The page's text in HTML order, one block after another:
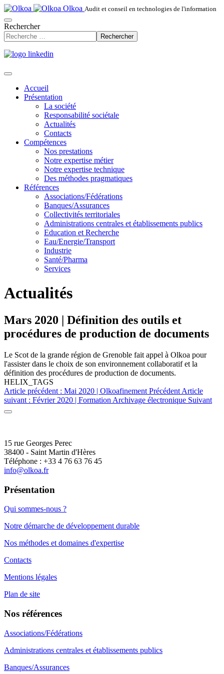
Olkoa Audit et conseil en technologies de l'information
Rechercher
Rechercher
Accueil
Présentation
La société
Responsabilité sociétale
Actualités
Contacts
Compétences
Nos prestations
Notre expertise métier
Notre expertise technique
Des méthodes pragmatiques
Références
Associations/Fédérations
Banques/Assurances
Collectivités territoriales
Administrations centrales et établissements publics
Education et Recherche
Eau/Energie/Transport
Industrie
Santé/Pharma
Services
Actualités
Mars 2020 | Définition des outils et
procédures de production de documents
Le Scot de la grande région de Grenoble fait appel à Olkoa pour
l'assister dans le choix de son environnement collaboratif et la
définition des procédures de production de documents.
HELIX_TAGS
Article précédent : Mai 2020 | Olkoafinement Précédent Article
suivant : Février 2020 | Formation Archivage électronique Suivant
15 rue Georges Perec
38400 - Saint Martin d'Hères
Téléphone : +33 4 76 63 76 45
info@olkoa.fr
Présentation
Qui sommes-nous ?
Notre démarche de développement durable
Nos méthodes et domaines d'expertise
Contacts
Mentions légales
Plan de site
Nos références
Associations/Fédérations
Administrations centrales et établissements publics
Banques/Assurances